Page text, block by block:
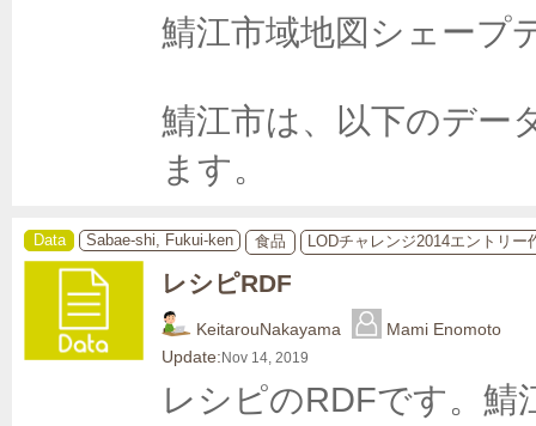
鯖江市域地図シェープ
鯖江市は、以下のデー
Data Sabae-shi, Fukui-ken 食品 LODチャレンジ2014エントリー
レシピRDF
KeitarouNakayama
Mami Enomoto
Update: Nov 14, 2019
レシピのRDFです。鯖